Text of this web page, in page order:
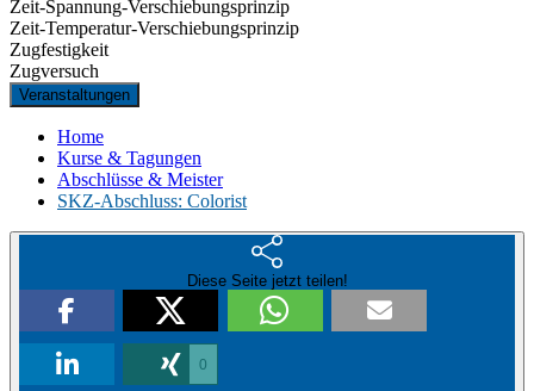
Zeit-Spannung-Verschiebungsprinzip
Zeit-Temperatur-Verschiebungsprinzip
Zugfestigkeit
Zugversuch
Veranstaltungen
Home
Kurse & Tagungen
Abschlüsse & Meister
SKZ-Abschluss: Colorist
Diese Seite jetzt teilen!
0